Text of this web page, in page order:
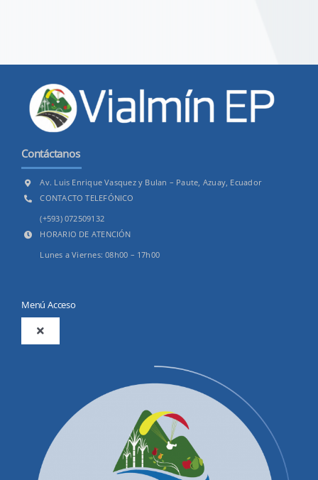
Contáctanos
Av. Luis Enrique Vasquez y Bulan – Paute, Azuay, Ecuador
CONTACTO TELEFÓNICO
(+593) 072509132
HORARIO DE ATENCIÓN
Lunes a Viernes: 08h00 – 17h00
Menú Acceso
Toggle
Productos y Servicios
Convocatorias Precalificación